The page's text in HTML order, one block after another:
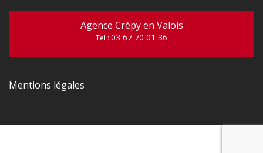
Agence Crépy en Valois
Tel : 03 67 70 01 36
Mentions légales